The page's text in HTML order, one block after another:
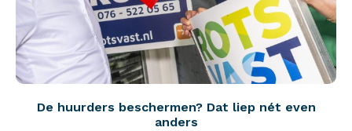
De huurders beschermen? Dat liep nét even
anders